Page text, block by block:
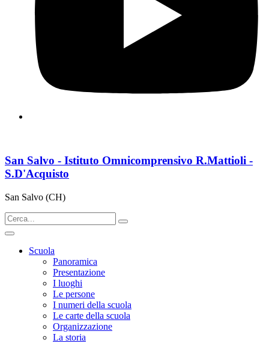
San Salvo - Istituto Omnicomprensivo R.Mattioli -
S.D'Acquisto
San Salvo (CH)
Scuola
Panoramica
Presentazione
I luoghi
Le persone
I numeri della scuola
Le carte della scuola
Organizzazione
La storia